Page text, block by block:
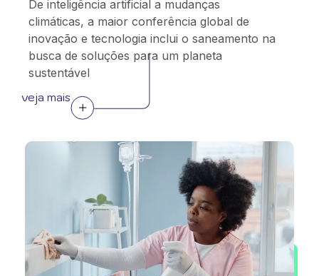
De inteligência artificial a mudanças
climáticas, a maior conferência global de
inovação e tecnologia inclui o saneamento na
busca de soluções para um planeta
sustentável
veja mais